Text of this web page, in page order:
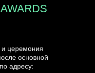
церемония
основной
адресу: